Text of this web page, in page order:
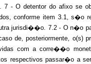
7 - O detentor do afixo se
conforme item 3.1, s�o
jurisdi��o. 7.2 - O n�o
de, posteriormente, o(s)
com a corre��o
respectivos passar�o a